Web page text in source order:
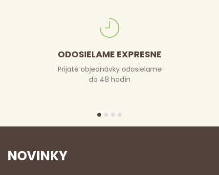
ODOSIELAME EXPRESNE
Prijaté objednávky odosielame
do 48 hodín
NOVINKY